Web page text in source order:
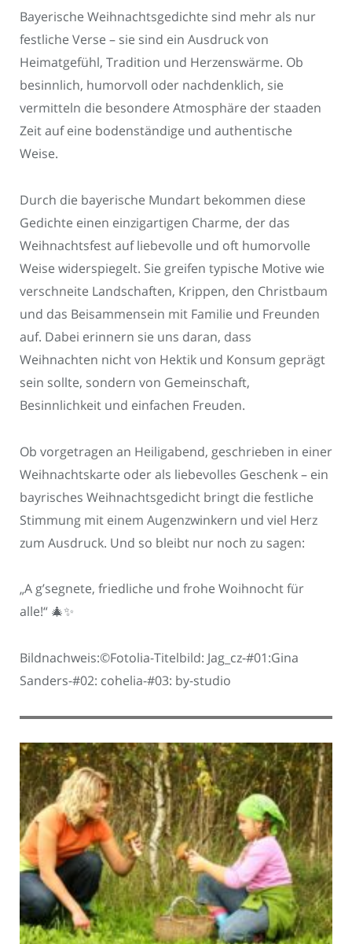
Bayerische Weihnachtsgedichte sind mehr als nur
festliche Verse – sie sind ein Ausdruck von
Heimatgefühl, Tradition und Herzenswärme. Ob
besinnlich, humorvoll oder nachdenklich, sie
vermitteln die besondere Atmosphäre der staaden
Zeit auf eine bodenständige und authentische
Weise.
Durch die bayerische Mundart bekommen diese
Gedichte einen einzigartigen Charme, der das
Weihnachtsfest auf liebevolle und oft humorvolle
Weise widerspiegelt. Sie greifen typische Motive wie
verschneite Landschaften, Krippen, den Christbaum
und das Beisammensein mit Familie und Freunden
auf. Dabei erinnern sie uns daran, dass
Weihnachten nicht von Hektik und Konsum geprägt
sein sollte, sondern von Gemeinschaft,
Besinnlichkeit und einfachen Freuden.
Ob vorgetragen an Heiligabend, geschrieben in einer
Weihnachtskarte oder als liebevolles Geschenk – ein
bayrisches Weihnachtsgedicht bringt die festliche
Stimmung mit einem Augenzwinkern und viel Herz
zum Ausdruck. Und so bleibt nur noch zu sagen:
„A g’segnete, friedliche und frohe Woihnocht für
alle!“ 🎄✨
Bildnachweis:©Fotolia-Titelbild: Jag_cz-#01:Gina
Sanders-#02: cohelia-#03: by-studio